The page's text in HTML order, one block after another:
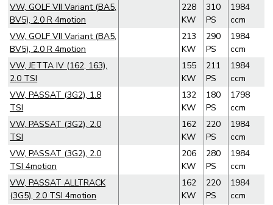
VW, GOLF VII Variant (BA5,
BV5), 2.0 R 4motion
228
KW
310
PS
1984
ccm
VW, GOLF VII Variant (BA5,
BV5), 2.0 R 4motion
213
KW
290
PS
1984
ccm
VW, JETTA IV (162, 163),
2.0 TSI
155
KW
211
PS
1984
ccm
VW, PASSAT (3G2), 1.8
TSI
132
KW
180
PS
1798
ccm
VW, PASSAT (3G2), 2.0
TSI
162
KW
220
PS
1984
ccm
VW, PASSAT (3G2), 2.0
TSI 4motion
206
KW
280
PS
1984
ccm
VW, PASSAT ALLTRACK
(3G5), 2.0 TSI 4motion
162
KW
220
PS
1984
ccm